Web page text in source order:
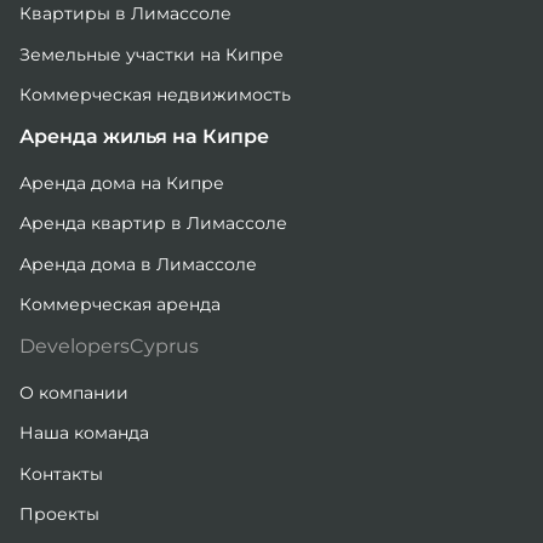
Квартиры в Лимассоле
Земельные участки на Кипре
Коммерческая недвижимость
Аренда жилья на Кипре
Аренда дома на Кипре
Аренда квартир в Лимассоле
Аренда дома в Лимассоле
Коммерческая аренда
DevelopersCyprus
О компании
Наша команда
Контакты
Проекты